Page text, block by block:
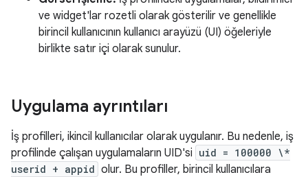
ve widget'lar rozetli olarak gösterilir ve genellikle
birincil kullanıcının kullanıcı arayüzü (UI) öğeleriyle
birlikte satır içi olarak sunulur.
Uygulama ayrıntıları
İş profilleri, ikincil kullanıcılar olarak uygulanır. Bu nedenle, iş
profilinde çalışan uygulamaların UID'si uid = 100000 \*
userid + appid olur. Bu profiller, birincil kullanıcılara